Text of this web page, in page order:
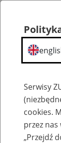
Komunikaty
Serwisy
cookies.
przez
„Przejdź